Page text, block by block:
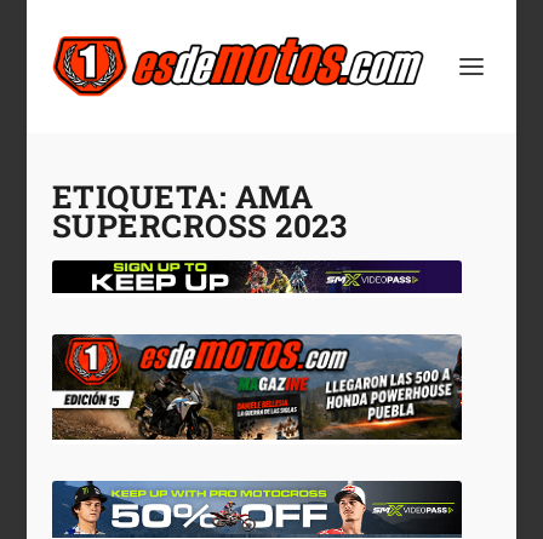
ETIQUETA: AMA
SUPERCROSS 2023